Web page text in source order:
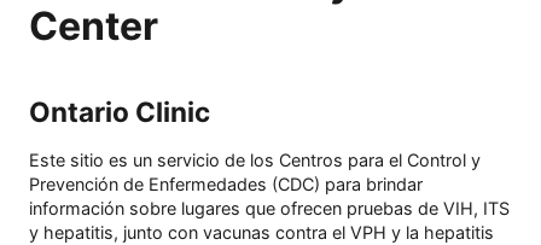
Center
Ontario Clinic
Este sitio es un servicio de los Centros para el Control y
Prevención de Enfermedades (CDC) para brindar
información sobre lugares que ofrecen pruebas de VIH, ITS
y hepatitis, junto con vacunas contra el VPH y la hepatitis